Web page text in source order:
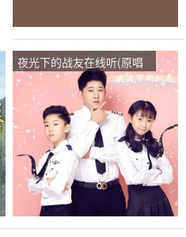
夜光下的战友在线听(原唱
是Boys and Girls组合/习
冠)，珍惜缘份演唱点播:17